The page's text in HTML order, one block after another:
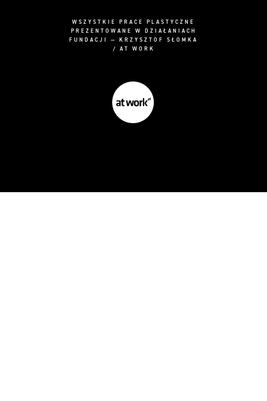
WSZYSTKIE PRACE PLASTYCZNE
PREZENTOWANE W DZIAŁANIACH
FUNDACJI — KRZYSZTOF SŁOMKA
/ AT WORK